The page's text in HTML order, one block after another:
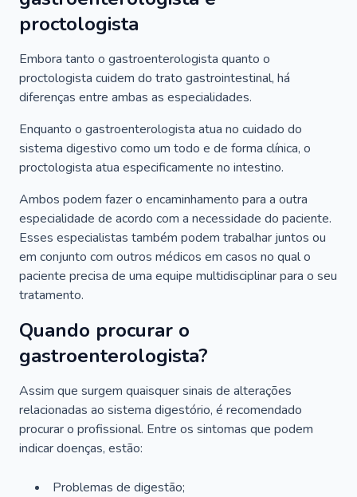
proctologista
Embora tanto o gastroenterologista quanto o
proctologista cuidem do trato gastrointestinal, há
diferenças entre ambas as especialidades.
Enquanto o gastroenterologista atua no cuidado do
sistema digestivo como um todo e de forma clínica, o
proctologista atua especificamente no intestino.
Ambos podem fazer o encaminhamento para a outra
especialidade de acordo com a necessidade do paciente.
Esses especialistas também podem trabalhar juntos ou
em conjunto com outros médicos em casos no qual o
paciente precisa de uma equipe multidisciplinar para o seu
tratamento.
Quando procurar o
gastroenterologista?
Assim que surgem quaisquer sinais de alterações
relacionadas ao sistema digestório, é recomendado
procurar o profissional. Entre os sintomas que podem
indicar doenças, estão:
Problemas de digestão;